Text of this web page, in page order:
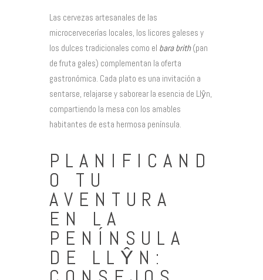
Las cervezas artesanales de las
microcervecerías locales, los licores galeses y
los dulces tradicionales como el bara brith(pan
de fruta gales) complementan la oferta
gastronómica. Cada plato es una invitación a
sentarse, relajarse y saborear la esencia de Llŷn,
compartiendo la mesa con los amables
habitantes de esta hermosa península.
PLANIFICAND
O TU
AVENTURA
EN LA
PENÍNSULA
DE LLŶN: